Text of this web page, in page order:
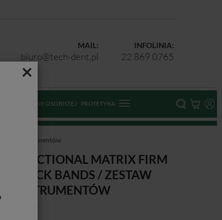
×
INFOLINIA:
22 869 0765
MAIL:
biuro@tech-dent.pl
OCHRONY OSOBISTEJ PROTETYKA
bez instrumentów
SECTIONAL MATRIX FIRM
STICK BANDS / ZESTAW
INSTRUMENTÓW